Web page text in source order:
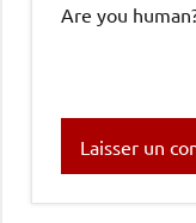
Are you